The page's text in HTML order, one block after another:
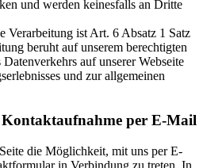
und werden keinesfalls an Dritte
Verarbeitung ist Art. 6 Absatz 1 Satz
beruht auf unserem berechtigten
auf unserer Webseite
und zur allgemeinen
per E-Mail
die Möglichkeit, mit uns per E-